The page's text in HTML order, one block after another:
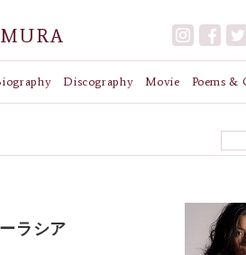
Discography Movie Poems &
ラシア